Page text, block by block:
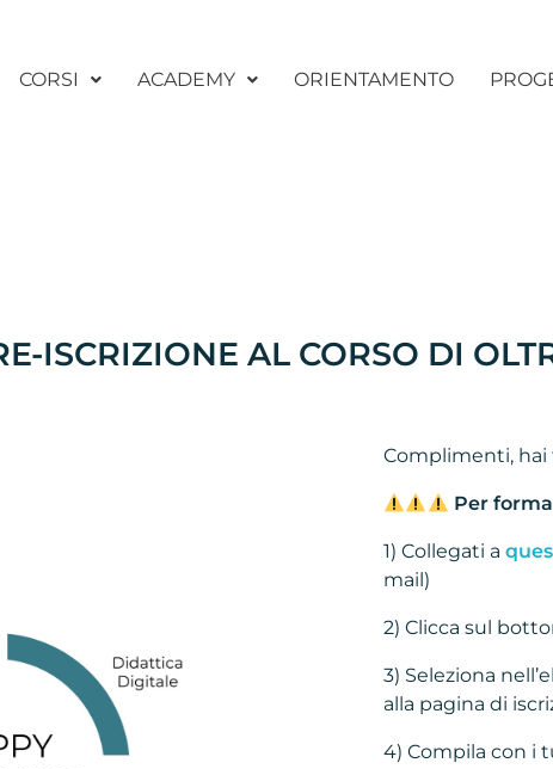
CORSI ACADEMY ORIENTAMENTO
ISCRIZIONE AL CORSO DI
Complimenti, hai
Per
1) Collegati a
mail)
2) Clicca sul
3) Seleziona
alla pagina di
4) Compila con i